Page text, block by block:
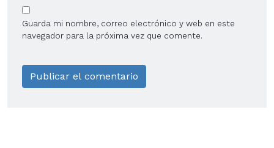
Guarda mi nombre, correo electrónico y web en este
navegador para la próxima vez que comente.